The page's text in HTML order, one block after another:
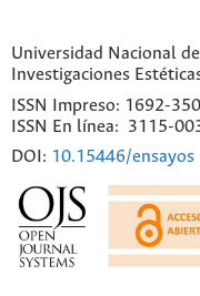
Universidad Nacional
Investigaciones
ISSN Impreso: 1692-
ISSN En línea: 3115-
DOI: 10.15446/ensayos